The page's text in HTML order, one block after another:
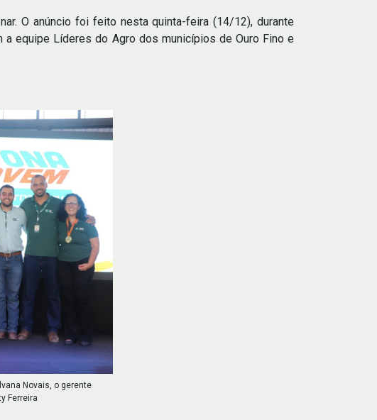
O anúncio foi feito nesta quinta-feira (14/12), durante
equipe Líderes do Agro dos municípios de Ouro Fino e
Novais, o gerente
Ferreira